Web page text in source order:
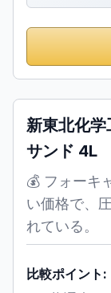
新東北化学
サンド 4L
💰 フォーキ
い価格で、
れている。
比較ポイント: